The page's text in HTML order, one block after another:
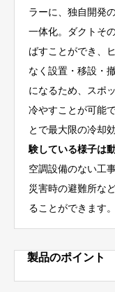
ラーに、独自開発
一体化。ダクトそ
ばすことができ、
なく設置・移設・
になるため、スポ
冷やすことが可能
とで最大限の冷却
験している様子は
空調設備のない工
災害時の避難所な
ることができます。
製品のポイント